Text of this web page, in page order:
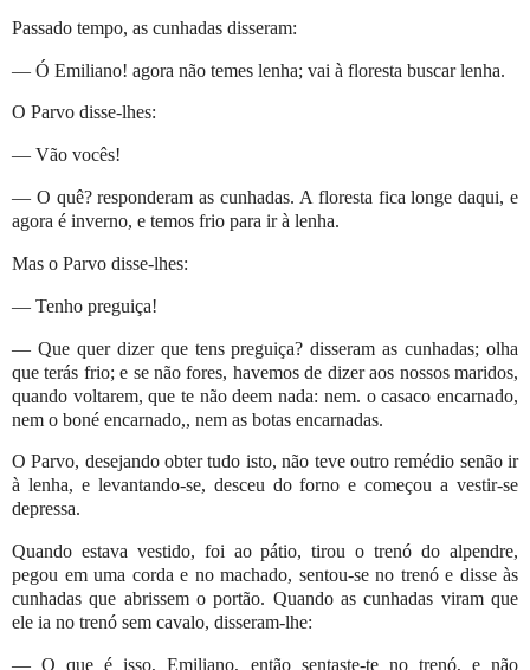
Passado tempo, as cunhadas disseram:
— Ó Emiliano! agora não temes lenha; vai à floresta buscar lenha.
O Parvo disse-lhes:
— Vão vocês!
— O quê? responderam as cunhadas. A floresta fica longe daqui, e
agora é inverno, e temos frio para ir à lenha.
Mas o Parvo disse-lhes:
— Tenho preguiça!
— Que quer dizer que tens preguiça? disseram as cunhadas; olha
que terás frio; e se não fores, havemos de dizer aos nossos maridos,
quando voltarem, que te não deem nada: nem. o casaco encarnado,
nem o boné encarnado,, nem as botas encarnadas.
O Parvo, desejando obter tudo isto, não teve outro remédio senão ir
à lenha, e levantando-se, desceu do forno e começou a vestir-se
depressa.
Quando estava vestido, foi ao pátio, tirou o trenó do alpendre,
pegou em uma corda e no machado, sentou-se no trenó e disse às
cunhadas que abrissem o portão. Quando as cunhadas viram que
ele ia no trenó sem cavalo, disseram-lhe:
— O que é isso, Emiliano, então sentaste-te no trenó, e não